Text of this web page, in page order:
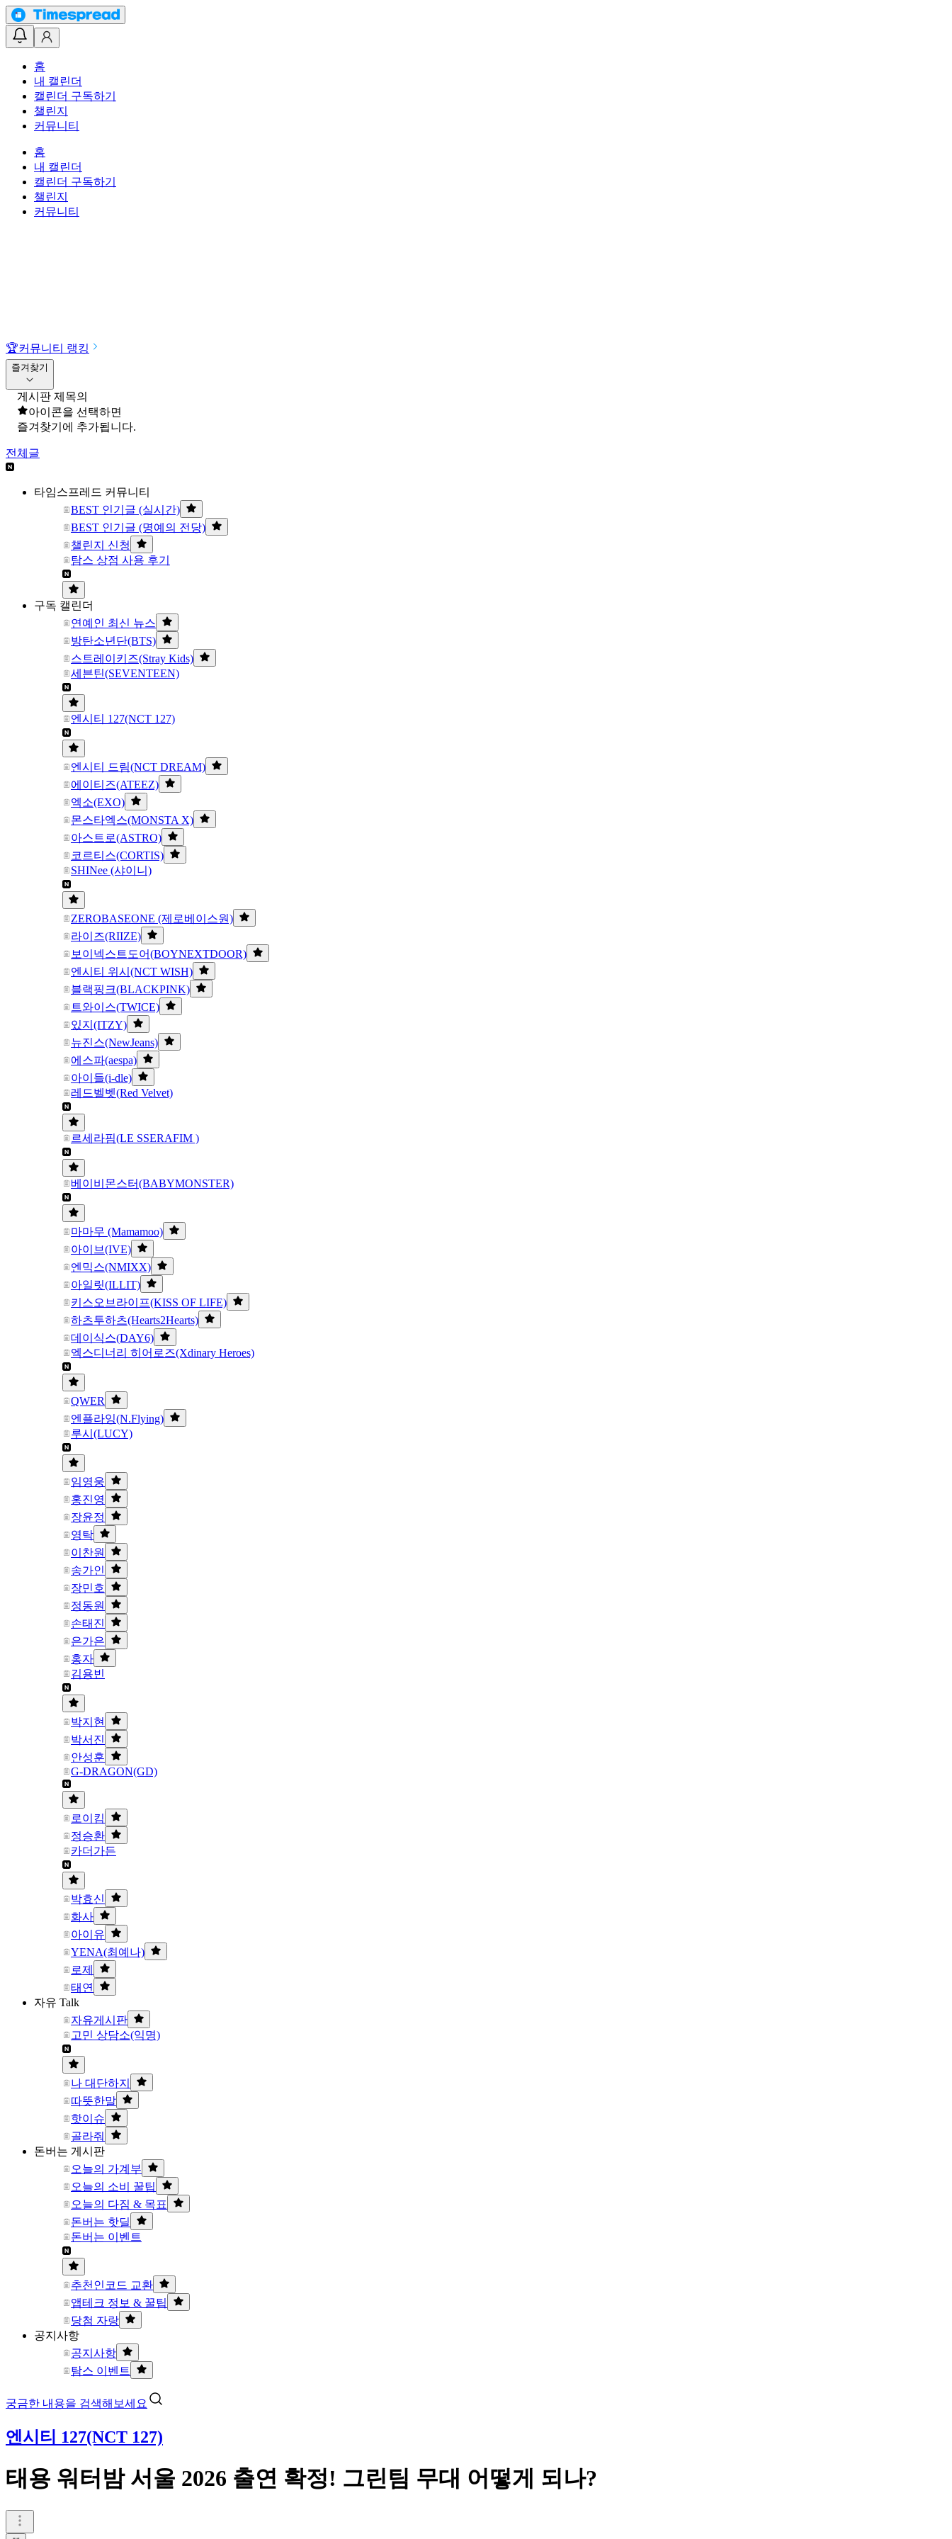
홈
내 캘린더
캘린더 구독하기
챌린지
커뮤니티
홈
내 캘린더
캘린더 구독하기
챌린지
커뮤니티
🏆커뮤니티 랭킹
즐겨찾기
게시판 제목의
아이콘을 선택하면
즐겨찾기에 추가됩니다.
전체글
타임스프레드 커뮤니티
BEST 인기글 (실시간)
BEST 인기글 (명예의 전당)
챌린지 신청
탐스 상점 사용 후기
구독 캘린더
연예인 최신 뉴스
방탄소년단(BTS)
스트레이키즈(Stray Kids)
세븐틴(SEVENTEEN)
엔시티 127(NCT 127)
엔시티 드림(NCT DREAM)
에이티즈(ATEEZ)
엑소(EXO)
몬스타엑스(MONSTA X)
아스트로(ASTRO)
코르티스(CORTIS)
SHINee (샤이니)
ZEROBASEONE (제로베이스원)
라이즈(RIIZE)
보이넥스트도어(BOYNEXTDOOR)
엔시티 위시(NCT WISH)
블랙핑크(BLACKPINK)
트와이스(TWICE)
있지(ITZY)
뉴진스(NewJeans)
에스파(aespa)
아이들(i-dle)
레드벨벳(Red Velvet)
르세라핌(LE SSERAFIM )
베이비몬스터(BABYMONSTER)
마마무 (Mamamoo)
아이브(IVE)
엔믹스(NMIXX)
아일릿(ILLIT)
키스오브라이프(KISS OF LIFE)
하츠투하츠(Hearts2Hearts)
데이식스(DAY6)
엑스디너리 히어로즈(Xdinary Heroes)
QWER
엔플라잉(N.Flying)
루시(LUCY)
임영웅
홍진영
장윤정
영탁
이찬원
송가인
장민호
정동원
손태진
은가은
홍자
김용빈
박지현
박서진
안성훈
G-DRAGON(GD)
로이킴
정승환
카더가든
박효신
화사
아이유
YENA(최예나)
로제
태연
자유 Talk
자유게시판
고민 상담소(익명)
나 대단하지
따뜻한말
핫이슈
골라줘
돈버는 게시판
오늘의 가계부
오늘의 소비 꿀팁
오늘의 다짐 & 목표
돈버는 핫딜
돈버는 이벤트
추천인코드 교환
앱테크 정보 & 꿀팁
당첨 자랑
공지사항
공지사항
탐스 이벤트
궁금한 내용을 검색해보세요
엔시티 127(NCT 127)
태용 워터밤 서울 2026 출연 확정! 그린팀 무대 어떻게 되나?